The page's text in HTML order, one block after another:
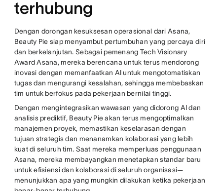
terhubung
Dengan dorongan kesuksesan operasional dari Asana,
Beauty Pie siap menyambut pertumbuhan yang percaya diri
dan berkelanjutan. Sebagai pemenang Tech Visionary
Award Asana, mereka berencana untuk terus mendorong
inovasi dengan memanfaatkan AI untuk mengotomatiskan
tugas dan mengurangi kesalahan, sehingga membebaskan
tim untuk berfokus pada pekerjaan bernilai tinggi.
Dengan mengintegrasikan wawasan yang didorong AI dan
analisis prediktif, Beauty Pie akan terus mengoptimalkan
manajemen proyek, memastikan keselarasan dengan
tujuan strategis dan menanamkan kolaborasi yang lebih
kuat di seluruh tim. Saat mereka memperluas penggunaan
Asana, mereka membayangkan menetapkan standar baru
untuk efisiensi dan kolaborasi di seluruh organisasi—
menunjukkan apa yang mungkin dilakukan ketika pekerjaan